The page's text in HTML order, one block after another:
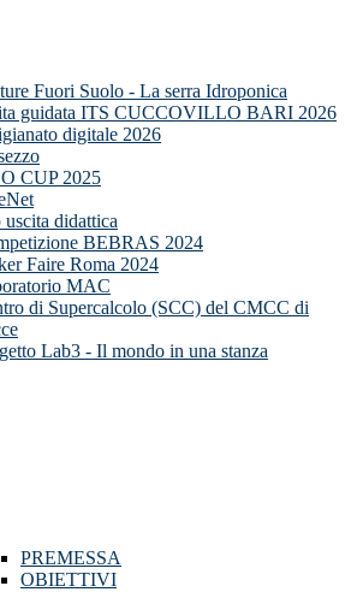
Fuori Suolo - La serra Idroponica
guidata ITS CUCCOVILLO BARI 2026
digitale 2026
CUP 2025
uscita didattica
BEBRAS 2024
Faire Roma 2024
MAC
di Supercalcolo (SCC) del CMCC di
Lab3 - Il mondo in una stanza
PREMESSA
OBIETTIVI